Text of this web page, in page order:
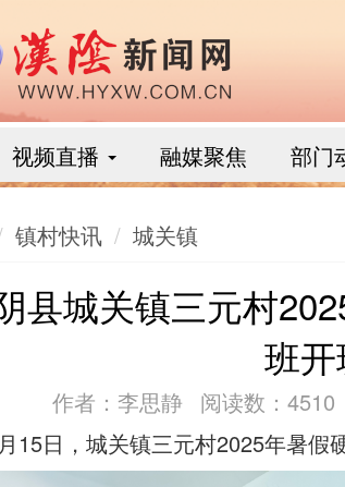
视频直播 融媒聚焦 部门
镇村快讯 城关镇
县城关镇三元村
班
作者：李思静 阅读数：4510
15日，城关镇三元村2025年暑假